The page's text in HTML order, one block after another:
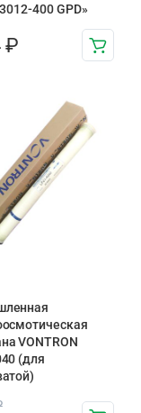
400 GPD»
₽
VONTRON
(для